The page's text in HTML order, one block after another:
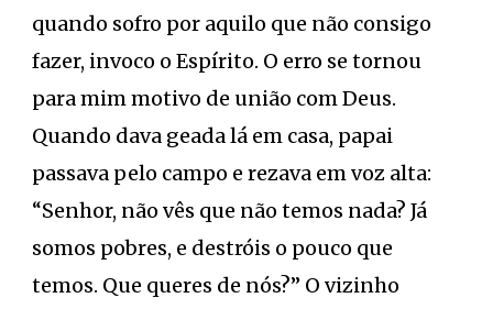
quando sofro por aquilo que não consigo
fazer, invoco o Espírito. O erro se tornou
para mim motivo de união com Deus.
Quando dava geada lá em casa, papai
passava pelo campo e rezava em voz alta:
“Senhor, não vês que não temos nada? Já
somos pobres, e destróis o pouco que
temos. Que queres de nós?” O vizinho